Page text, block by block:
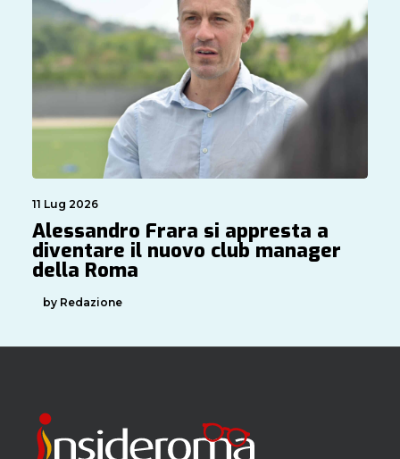
11 Lug 2026
Alessandro Frara si appresta a
diventare il nuovo club manager
della Roma
by Redazione